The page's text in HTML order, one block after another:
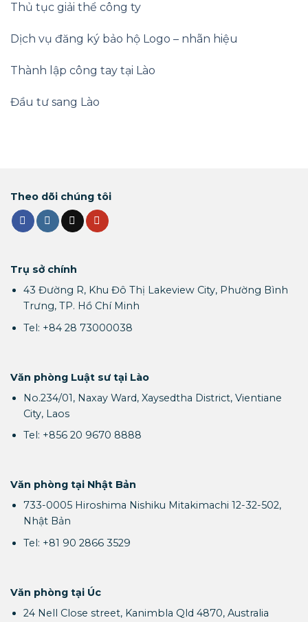
Thủ tục giải thể công ty
Dịch vụ đăng ký bảo hộ Logo – nhãn hiệu
Thành lập công tay tại Lào
Đầu tư sang Lào
Theo dõi chúng tôi
Trụ sở chính
43 Đường R, Khu Đô Thị Lakeview City, Phường Bình
Trưng, TP. Hồ Chí Minh
Tel: +84 28 73000038
Văn phòng Luật sư tại Lào
No.234/01, Naxay Ward, Xaysedtha District, Vientiane
City, Laos
Tel: +856 20 9670 8888
Văn phòng tại Nhật Bản
733-0005 Hiroshima Nishiku Mitakimachi 12-32-502,
Nhật Bản
Tel: +81 90 2866 3529
Văn phòng tại Úc
24 Nell Close street, Kanimbla Qld 4870, Australia